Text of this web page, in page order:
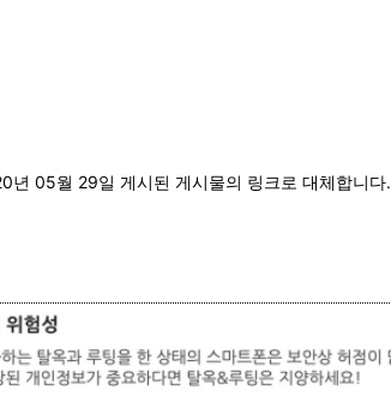
년 05월 29일 게시된 게시물의 링크로 대체합니다.